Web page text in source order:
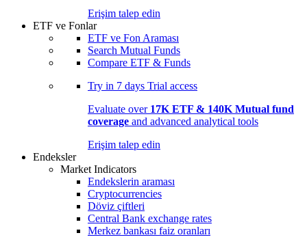
Erişim talep edin
ETF ve Fonlar
ETF ve Fon Araması
Search Mutual Funds
Compare ETF & Funds
Try in 7 days Trial access
Evaluate over 17K ETF & 140K Mutual fund
coverage and advanced analytical tools
Erişim talep edin
Endeksler
Market Indicators
Endekslerin araması
Cryptocurrencies
Döviz çiftleri
Central Bank exchange rates
Merkez bankası faiz oranları